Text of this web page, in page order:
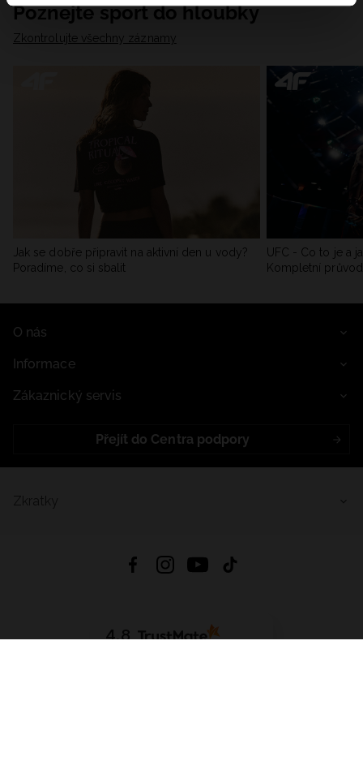
Poznejte sport do hloubky
Zkontrolujte všechny záznamy
Jak se dobře připravit na aktivní den u vody?
Poradíme, co si sbalit
UFC - Co to je a
Kompletní
O nás
Informace
Zákaznický servis
Přejít do Centra podpory
4.8